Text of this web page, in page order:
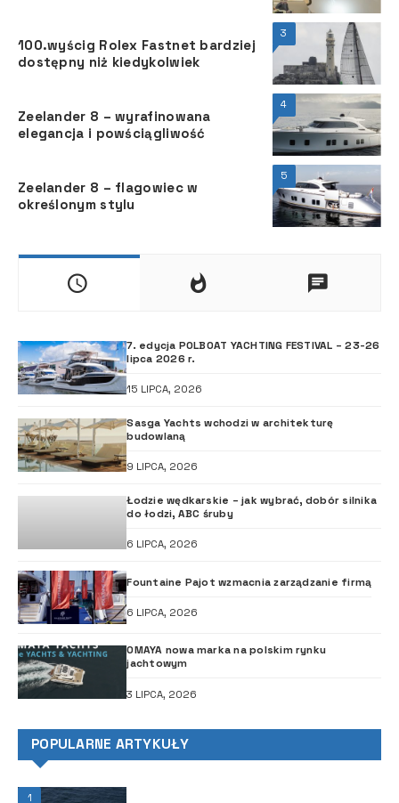
3
100.wyścig Rolex Fastnet bardziej
dostępny niż kiedykolwiek
4
Zeelander 8 – wyrafinowana
elegancja i powściągliwość
5
Zeelander 8 – flagowiec w
określonym stylu
7. edycja POLBOAT YACHTING FESTIVAL – 23-26
lipca 2026 r.
15 LIPCA, 2026
Sasga Yachts wchodzi w architekturę
budowlaną
9 LIPCA, 2026
Łodzie wędkarskie – jak wybrać, dobór silnika
do łodzi, ABC śruby
6 LIPCA, 2026
Fountaine Pajot wzmacnia zarządzanie firmą
6 LIPCA, 2026
OMAYA nowa marka na polskim rynku
jachtowym
3 LIPCA, 2026
POPULARNE ARTYKUŁY
1